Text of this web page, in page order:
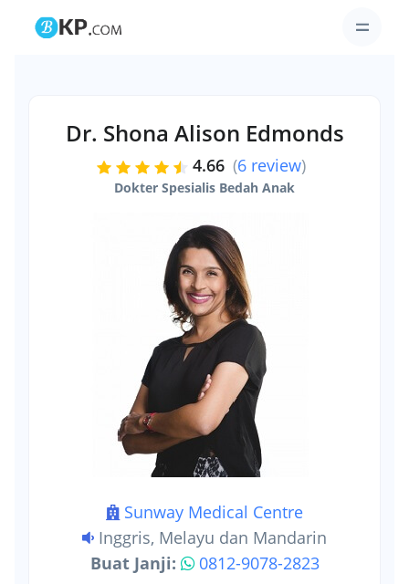
Dr. Shona Alison Edmonds
4.66 (6 review)
Dokter Spesialis Bedah Anak
Sunway Medical Centre
Inggris, Melayu dan Mandarin
Buat Janji:
0812-9078-2823